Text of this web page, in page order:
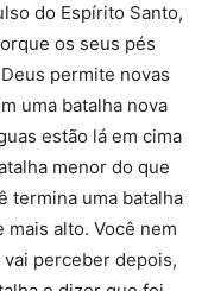
do Espírito Santo,
os seus pés
permite novas
uma batalha nova
estão lá em cima
menor do que
termina uma batalha
alto. Você nem
perceber depois,